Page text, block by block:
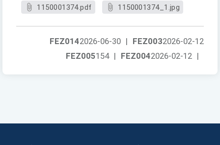
1150001374.pdf 1150001374_1.jpg
FEZ0032026-02-12
FEZ0142026-06-30 |
FEZ0042026-02-12 |
FEZ005154 |